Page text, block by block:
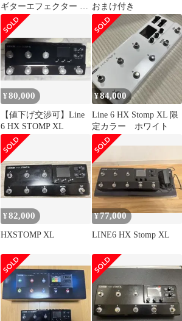
ギターエフェクター 本
体
おまけ付き
¥80,000
【値下げ交渉可】Line
6 HX STOMP XL
¥84,000
Line 6 HX Stomp XL 限
定カラー ホワイト
¥82,000
HXSTOMP XL
¥77,000
LINE6 HX Stomp XL